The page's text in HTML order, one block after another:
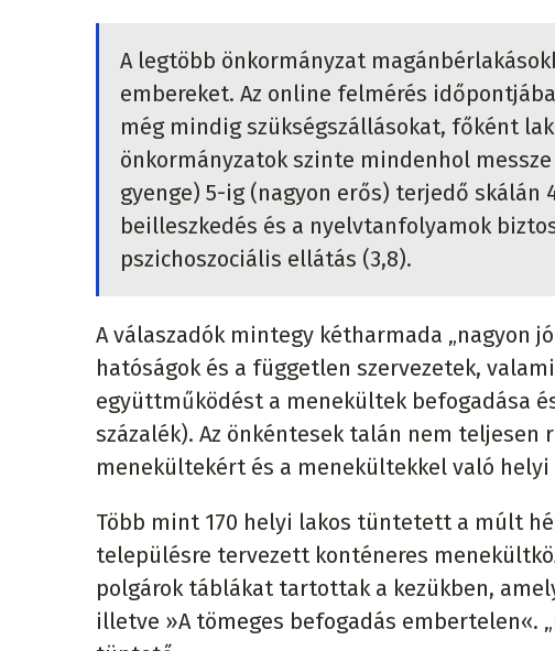
A legtöbb önkormányzat
embereket. Az online felmérés
még mindig szükségszállásokat, főként
önkormányzatok szinte mindenhol
gyenge) 5-ig (nagyon erős) terjedő
beilleszkedés és a nyelvtanfolyamok
pszichoszociális ellátás (3,8).
A válaszadók mintegy kétharmada „nagyon
hatóságok és a független szervezetek,
együttműködést a menekültek befogadása
százalék). Az önkéntesek talán nem
menekültekért és a menekültekkel való
Több mint 170 helyi lakos tüntetett a múlt
településre tervezett konténeres
polgárok táblákat tartottak a kezükben,
illetve »A tömeges befogadás embertelen«.